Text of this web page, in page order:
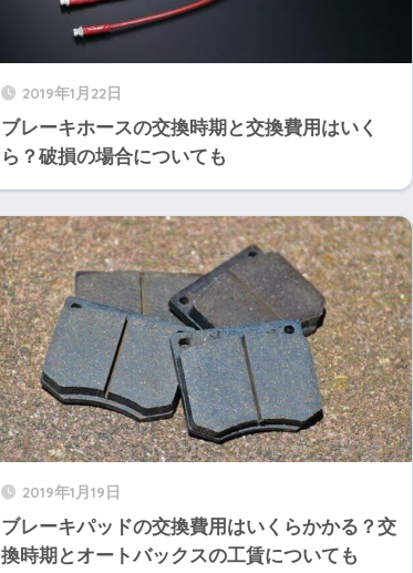
2019年1月22日
ブレーキホースの交換時期と交換費用はいく
ら？破損の場合についても
2019年1月19日
ブレーキパッドの交換費用はいくらかかる？交
換時期とオートバックスの工賃についても